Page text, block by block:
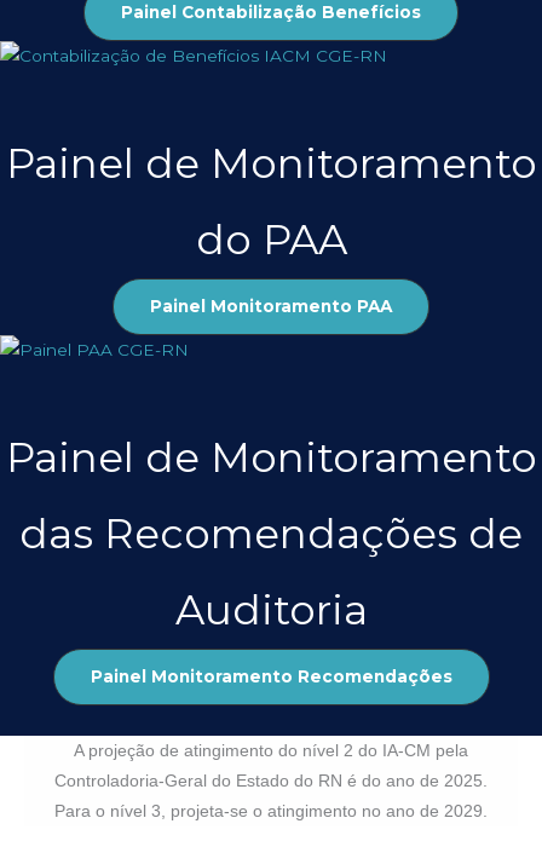
Painel Contabilização Benefícios
Painel de Monitoramento
do PAA
Painel Monitoramento PAA
Painel de Monitoramento
das Recomendações de
Auditoria
Painel Monitoramento Recomendações
A projeção de atingimento do nível 2 do IA-CM pela
Controladoria-Geral do Estado do RN é do ano de 2025.
Para o nível 3, projeta-se o atingimento no ano de 2029.